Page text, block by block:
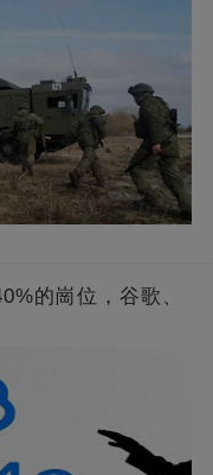
的崗位，谷歌、